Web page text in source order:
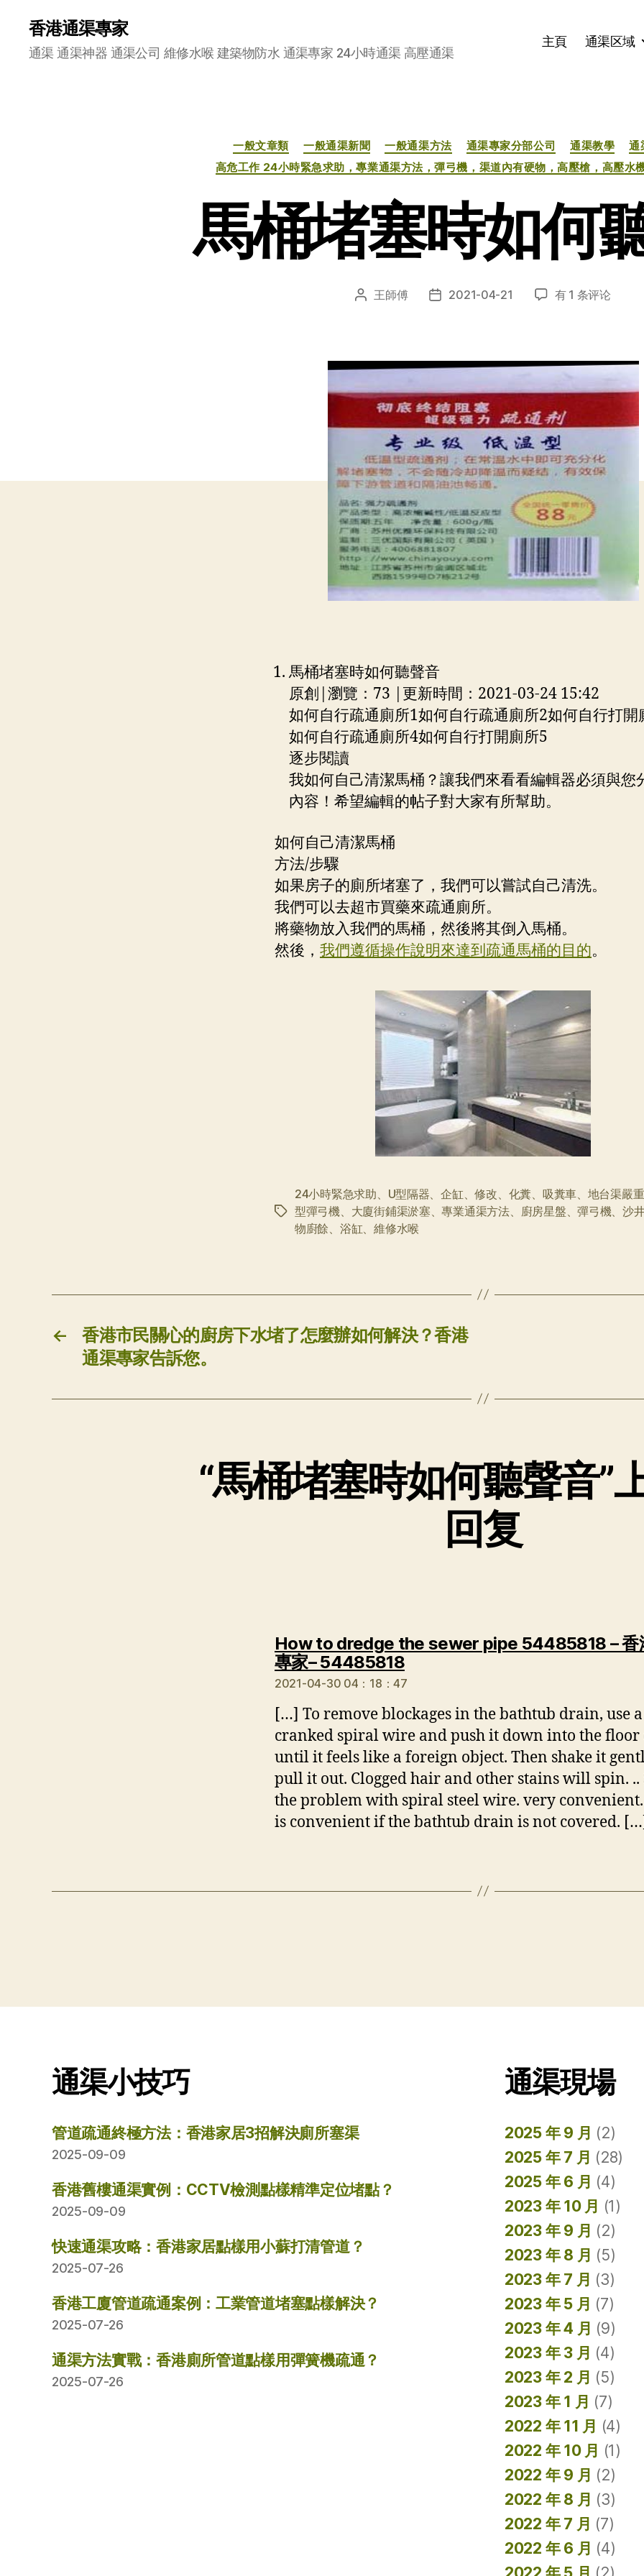
香港通渠專家
通渠 通渠神器 通渠公司 維修水喉 建築物防水 通渠專家 24小時通渠 高壓通渠
主頁 通渠区域
分
类
一般文章類 一般通渠新聞 一般通渠方法 通渠專家分部公司 通渠教學 通
高危工作 24小時緊急求助，專業通渠方法，彈弓機，渠道內有硬物，高壓槍，高壓水
馬桶堵塞時如何
文 王師傅
发 2021-04-21
馬
時
如
何
聽
聲
音
有 1 条评论
馬桶堵塞時如何聽聲音
原創|瀏覽：73 |更新時間：2021-03-24 15:42
如何自行疏通廁所1如何自行疏通廁所2如何自行打開
如何自行疏通廁所4如何自行打開廁所5
逐步閱讀
我如何自己清潔馬桶？讓我們來看看編輯器必須與您
內容！希望編輯的帖子對大家有所幫助。
如何自己清潔馬桶
方法/步驟
如果房子的廁所堵塞了，我們可以嘗試自己清洗。
我們可以去超市買藥來疏通廁所。
將藥物放入我們的馬桶，然後將其倒入馬桶。
然後， 我們遵循操作說明來達到疏通馬桶的目的。
标
24小時緊急求助、U型隔器、企缸、修改、化糞、吸糞車、地台渠嚴
型彈弓機、大廈街鋪渠淤塞、專業通渠方法、廚房星盤、彈弓機、沙
物廚餘、浴缸、維修水喉
←
香港市民關心的廚房下水堵了怎麼辦如何解決？香港
通渠專家告訴您。
“馬桶堵塞時如何聽聲音”
回复
How to dredge the sewer pipe 54485818 – 香
專家– 54485818说：
2021-04-30 04：18：47
[…] To remove blockages in the bathtub drain, use
cranked spiral wire and push it down into the
until it feels like a foreign object. Then shake it
pull it out. Clogged hair and other stains will spin. ..
the problem with spiral steel wire. very
is convenient if the bathtub drain is not covered.
通渠小技巧
管道疏通終極方法：香港家居3招解決廁所塞渠
2025-09-09
香港舊樓通渠實例：CCTV檢測點樣精準定位堵點？
2025-09-09
快速通渠攻略：香港家居點樣用小蘇打清管道？
2025-07-26
香港工廈管道疏通案例：工業管道堵塞點樣解決？
2025-07-26
通渠方法實戰：香港廁所管道點樣用彈簧機疏通？
2025-07-26
通渠現場
2025 年 9 月 (2)
2025 年 7 月 (28)
2025 年 6 月 (4)
2023 年 10 月 (1)
2023 年 9 月 (2)
2023 年 8 月 (5)
2023 年 7 月 (3)
2023 年 5 月 (7)
2023 年 4 月 (9)
2023 年 3 月 (4)
2023 年 2 月 (5)
2023 年 1 月 (7)
2022 年 11 月 (4)
2022 年 10 月 (1)
2022 年 9 月 (2)
2022 年 8 月 (3)
2022 年 7 月 (7)
2022 年 6 月 (4)